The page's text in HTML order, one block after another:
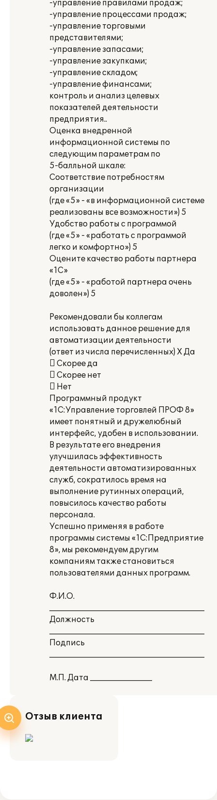
-управление правилами продаж;
-управление процессами продаж;
-управление торговыми
представителями;
-управление запасами;
-управление закупками;
-управление складом;
-управление финансами;
контроль и анализ целевых
показателей деятельности
предприятия..
Оценка внедренной
информационной системы по
следующим параметрам по
5-балльной шкале:
Соответствие потребностям
организации
(где «5» - «в информационной системе
реализованы все возможности») 5
Удобство работы с программой
(где «5» - «работать с программой
легко и комфортно») 5
Оцените качество работы партнера
«1С»
(где «5» - «работой партнера очень
доволен») 5
Рекомендовали бы коллегам
использовать данное решение для
автоматизации деятельности
(ответ из числа перечисленных) Х Да
 Скорее да
 Скорее нет
 Нет
Программный продукт
«1С:Управление торговлей ПРОФ 8»
имеет понятный и дружелюбный
интерфейс, удобен в использовании.
В результате его внедрения
улучшилась эффективность
деятельности автоматизированных
служб, сократилось время на
выполнение рутинных операций,
повысилось качество работы
персонала.
Успешно применяя в работе
программы системы «1С:Предприятие
8», мы рекомендуем другим
компаниям также становиться
пользователями данных программ.
Ф.И.О.
________________________________________
Должность
________________________________________
Подпись
________________________________________
М.П. Дата ________________
Отзыв клиента